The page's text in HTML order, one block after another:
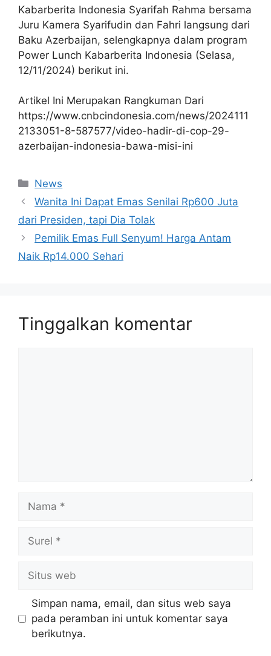
Kabarberita Indonesia Syarifah Rahma bersama
Juru Kamera Syarifudin dan Fahri langsung dari
Baku Azerbaijan, selengkapnya dalam program
Power Lunch Kabarberita Indonesia (Selasa,
12/11/2024) berikut ini.
Artikel Ini Merupakan Rangkuman Dari
https://www.cnbcindonesia.com/news/2024111
2133051-8-587577/video-hadir-di-cop-29-
azerbaijan-indonesia-bawa-misi-ini
Kategori
News
Wanita Ini Dapat Emas Senilai Rp600 Juta
dari Presiden, tapi Dia Tolak
Pemilik Emas Full Senyum! Harga Antam
Naik Rp14.000 Sehari
Tinggalkan komentar
Nama
Surel
Situs
web
Simpan nama, email, dan situs web saya
pada peramban ini untuk komentar saya
berikutnya.